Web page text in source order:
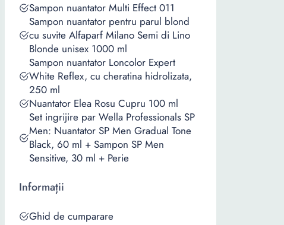
Sampon nuantator Multi Effect 011
Sampon nuantator pentru parul blond
cu suvite Alfaparf Milano Semi di Lino
Blonde unisex 1000 ml
Sampon nuantator Loncolor Expert
White Reflex, cu cheratina hidrolizata,
250 ml
Nuantator Elea Rosu Cupru 100 ml
Set ingrijire par Wella Professionals SP
Men: Nuantator SP Men Gradual Tone
Black, 60 ml + Sampon SP Men
Sensitive, 30 ml + Perie
Informații
Ghid de cumparare